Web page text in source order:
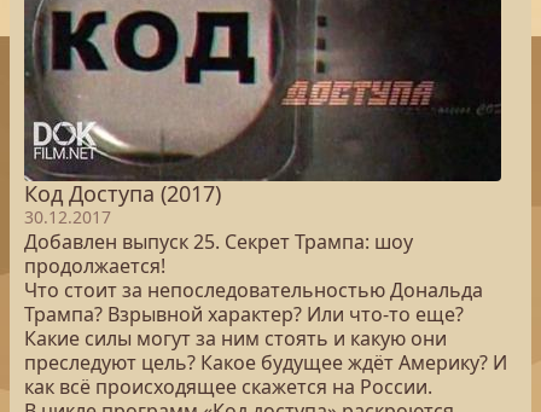
Код Доступа (2017)
30.12.2017
Добавлен выпуск 25. Секрет Трампа: шоу
продолжается!
Что стоит за непоследовательностью Дональда
Трампа? Взрывной характер? Или что-то еще?
Какие силы могут за ним стоять и какую они
преследуют цель? Какое будущее ждёт Америку? И
как всё происходящее скажется на России.